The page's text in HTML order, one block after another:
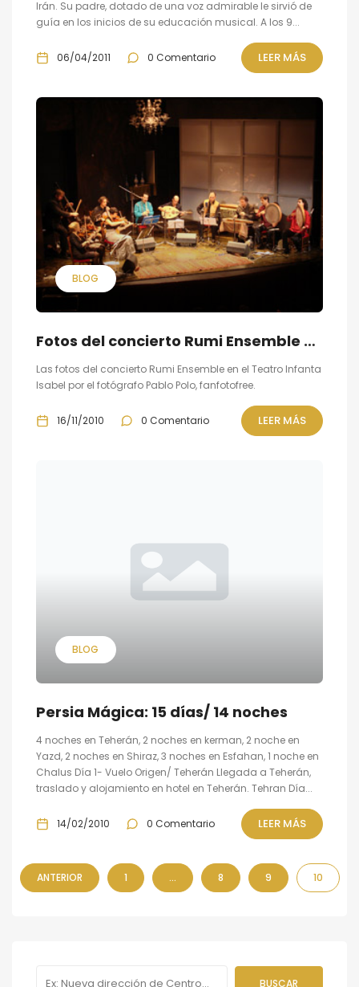
Irán. Su padre, dotado de una voz admirable le sirvió de
guía en los inicios de su educación musical. A los 9...
06/04/2011 0 Comentario LEER MÁS
BLOG
Fotos del concierto Rumi Ensemble en el Teatro Infanta Isabel, Madrid, 16 Noviembre 2010
Las fotos del concierto Rumi Ensemble en el Teatro Infanta
Isabel por el fotógrafo Pablo Polo, fanfotofree.
16/11/2010 0 Comentario LEER MÁS
BLOG
Persia Mágica: 15 días/ 14 noches
4 noches en Teherán, 2 noches en kerman, 2 noche en
Yazd, 2 noches en Shiraz, 3 noches en Esfahan, 1 noche en
Chalus Día 1- Vuelo Origen/ Teherán Llegada a Teherán,
traslado y alojamiento en hotel en Teherán. Tehran Día...
14/02/2010 0 Comentario LEER MÁS
ANTERIOR 1 … 8 9 10